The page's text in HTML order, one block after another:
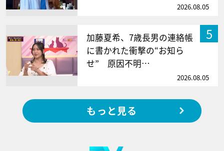
2026.08.05
5
加藤夏希、7歳長男の連絡帳
に書かれた衝撃の“お知ら
せ” 原因不明…
2026.08.05
もっと見る